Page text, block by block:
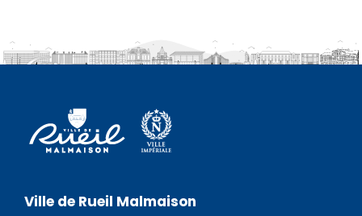
Ville de Rueil Malmaison